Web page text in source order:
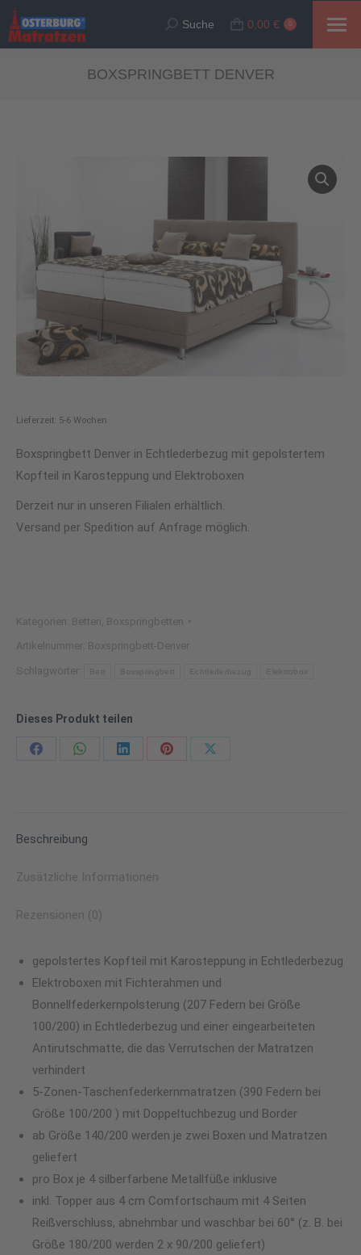
Suche:
Suche 0,00 € 0
BOXSPRINGBETT DENVER
Lieferzeit: 5-6 Wochen
Boxspringbett Denver in Echtlederbezug mit gepolstertem
Kopfteil in Karosteppung und Elektroboxen
Derzeit nur in unseren Filialen erhältlich.
Versand per Spedition auf Anfrage möglich.
Kategorien: Betten Boxspringbetten
Artikelnummer: Boxspringbett-Denver
Schlagwörter: Bett Boxspringbett Echtlederbezug Elektrobox
Dieses Produkt teilen
Share
Share
Share
Share
Share
Beschreibung
Zusätzliche Informationen
Rezensionen (0)
gepolstertes Kopfteil mit Karosteppung in Echtlederbezug
Elektroboxen mit Fichterahmen und
Bonnellfederkernpolsterung (207 Federn bei Größe
100/200) in Echtlederbezug und einer eingearbeiteten
Antirutschmatte, die das Verrutschen der Matratzen
verhindert
5-Zonen-Taschenfederkernmatratzen (390 Federn bei
Größe 100/200 ) mit Doppeltuchbezug und Border
ab Größe 140/200 werden je zwei Boxen und Matratzen
geliefert
pro Box je 4 silberfarbene Metallfüße inklusive
inkl. Topper aus 4 cm Comfortschaum mit 4 Seiten
Reißverschluss, abnehmbar und waschbar bei 60° (z. B. bei
Größe 180/200 werden 2 x 90/200 geliefert)